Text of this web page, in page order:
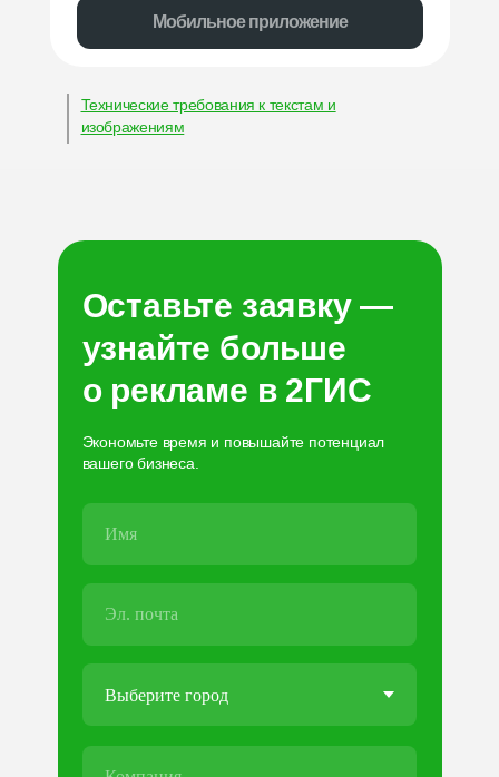
Мобильное приложение
Технические требования к текстам и
изображениям
Оставьте заявку —
узнайте больше
о рекламе в 2ГИС
Экономьте время и повышайте потенциал
вашего бизнеса.